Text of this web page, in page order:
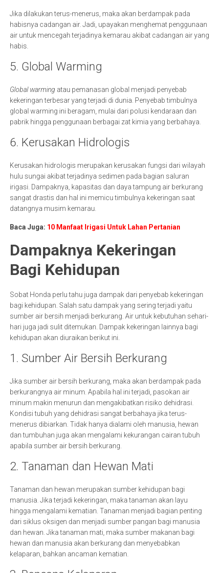
Jika dilakukan terus-menerus, maka akan berdampak pada
habisnya cadangan air. Jadi, upayakan menghemat penggunaan
air untuk mencegah terjadinya kemarau akibat cadangan air yang
habis.
5. Global Warming
Global warming atau pemanasan global menjadi penyebab
kekeringan terbesar yang terjadi di dunia. Penyebab timbulnya
global warming ini beragam, mulai dari polusi kendaraan dan
pabrik hingga penggunaan berbagai zat kimia yang berbahaya.
6. Kerusakan Hidrologis
Kerusakan hidrologis merupakan kerusakan fungsi dari wilayah
hulu sungai akibat terjadinya sedimen pada bagian saluran
irigasi. Dampaknya, kapasitas dan daya tampung air berkurang
sangat drastis dan hal ini memicu timbulnya kekeringan saat
datangnya musim kemarau.
Baca Juga: 10 Manfaat Irigasi Untuk Lahan Pertanian
Dampaknya Kekeringan
Bagi Kehidupan
Sobat Honda perlu tahu juga dampak dari penyebab kekeringan
bagi kehidupan. Salah satu dampak yang sering terjadi yaitu
sumber air bersih menjadi berkurang. Air untuk kebutuhan sehari-
hari juga jadi sulit ditemukan. Dampak kekeringan lainnya bagi
kehidupan akan diuraikan berikut ini.
1. Sumber Air Bersih Berkurang
Jika sumber air bersih berkurang, maka akan berdampak pada
berkurangnya air minum. Apabila hal ini terjadi, pasokan air
minum makin menurun dan mengakibatkan risiko dehidrasi.
Kondisi tubuh yang dehidrasi sangat berbahaya jika terus-
menerus dibiarkan. Tidak hanya dialami oleh manusia, hewan
dan tumbuhan juga akan mengalami kekurangan cairan tubuh
apabila sumber air bersih berkurang.
2. Tanaman dan Hewan Mati
Tanaman dan hewan merupakan sumber kehidupan bagi
manusia. Jika terjadi kekeringan, maka tanaman akan layu
hingga mengalami kematian. Tanaman menjadi bagian penting
dari siklus oksigen dan menjadi sumber pangan bagi manusia
dan hewan. Jika tanaman mati, maka sumber makanan bagi
hewan dan manusia akan berkurang dan menyebabkan
kelaparan, bahkan ancaman kematian.